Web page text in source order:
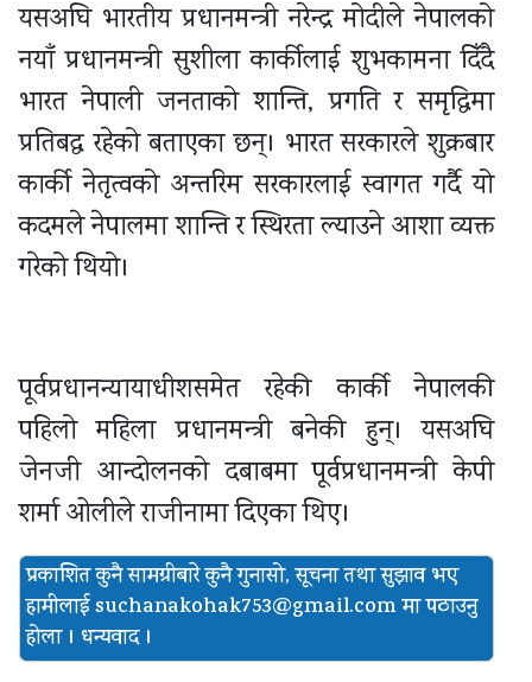
यसअघि भारतीय प्रधानमन्त्री नरेन्द्र मोदीले नेपालको
नयाँ प्रधानमन्त्री सुशीला कार्कीलाई शुभकामना दिँदै
भारत नेपाली जनताको शान्ति, प्रगति र समृद्धिमा
प्रतिबद्ध रहेको बताएका छन्। भारत सरकारले शुक्रबार
कार्की नेतृत्वको अन्तरिम सरकारलाई स्वागत गर्दै यो
कदमले नेपालमा शान्ति र स्थिरता ल्याउने आशा व्यक्त
गरेको थियो।
पूर्वप्रधानन्यायाधीशसमेत रहेकी कार्की नेपालकी
पहिलो महिला प्रधानमन्त्री बनेकी हुन्। यसअघि
जेनजी आन्दोलनको दबाबमा पूर्वप्रधानमन्त्री केपी
शर्मा ओलीले राजीनामा दिएका थिए।
प्रकाशित कुनै सामग्रीबारे कुनै गुनासो, सूचना तथा सुझाव भए
हामीलाईsuchanakohak753@gmail.com मा पठाउनु
होला । धन्यवाद ।